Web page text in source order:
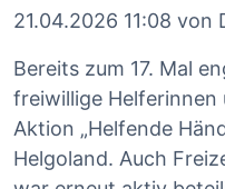
21.04.2026 11:08 von
Bereits zum 17. Mal
freiwillige Helferinnen
Aktion „Helfende
Helgoland. Auch